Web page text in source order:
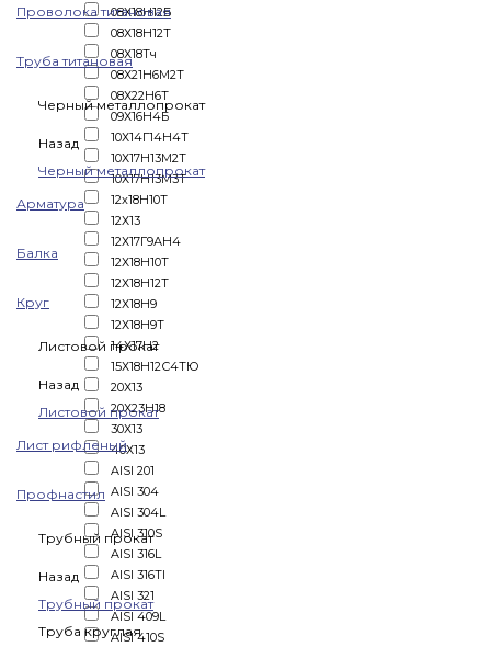
Проволока титановая
Труба титановая
Черный металлопрокат
Назад
Черный металлопрокат
Арматура
Балка
Круг
Листовой прокат
Назад
Листовой прокат
Лист рифленый
Профнастил
Трубный прокат
Назад
Трубный прокат
Труба круглая
08Х18Н12Б
08Х18Н12Т
08Х18Тч
08Х21Н6М2Т
08Х22Н6Т
09Х16Н4Б
10Х14Г14Н4Т
10Х17Н13М2Т
10Х17Н13М3Т
12x18Н10Т
12Х13
12Х17Г9АН4
12Х18Н10Т
12Х18Н12Т
12Х18Н9
12Х18Н9Т
14Х17Н2
15Х18Н12С4ТЮ
20Х13
20Х23Н18
30Х13
40Х13
AISI 201
AISI 304
AISI 304L
AISI 310S
AISI 316L
AISI 316TI
AISI 321
AISI 409L
AISI 410S